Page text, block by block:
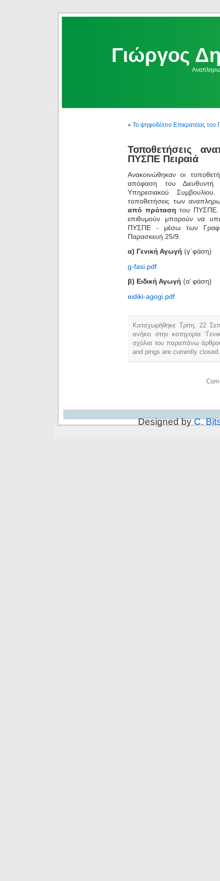
Γιώργος
« Το ψηφοδέλτιο Επικρατείας
Τοποθετήσεις
ΠΥΣΠΕ Πειραιά
Ανακοινώθηκαν οι
απόφαση του
Υπηρεσιακού
τοποθετήσεις των
από πρόταση του ΠΥΣΠΕ.
επιθυμούν μπορούν να
ΠΥΣΠΕ - μέσω των
Παρασκευή 25/9.
α) Γενική Αγωγή (γ΄φάση)
g-fasi.pdf
β) Ειδική Αγωγή (α’ φάση)
eidiki-agogi.pdf
Καταχωρήθηκε Τρίτη, 22
ανήκει στην κατηγορία
σχόλια του παραπάνω
and pings are currently closed.
Designed byC.